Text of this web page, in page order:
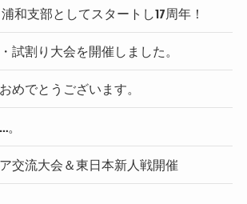
和支部としてスタートし17周年！
試割り大会を開催しました。
めでとうございます。
交流大会＆東日本新人戦開催